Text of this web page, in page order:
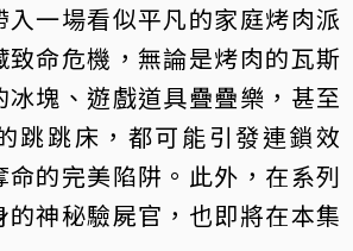
一場看似平凡的家庭烤肉派
致命危機，無論是烤肉的瓦斯
冰塊、遊戲道具疊疊樂，甚至
跳跳床，都可能引發連鎖效
命的完美陷阱。此外，在系列
的神秘驗屍官，也即將在本集